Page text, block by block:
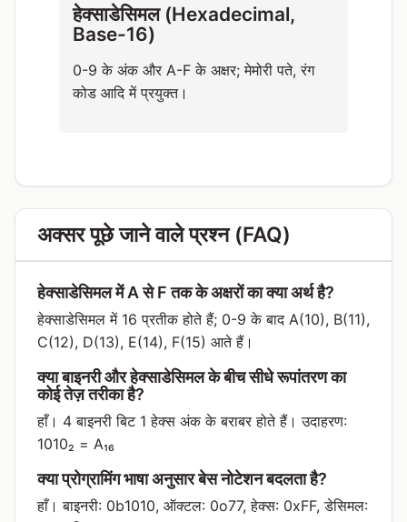
हेक्साडेसिमल (Hexadecimal,
Base-16)
0-9 के अंक और A-F के अक्षर; मेमोरी पते, रंग
कोड आदि में प्रयुक्त।
अक्सर पूछे जाने वाले प्रश्न (FAQ)
हेक्साडेसिमल में A से F तक के अक्षरों का क्या अर्थ है?
हेक्साडेसिमल में 16 प्रतीक होते हैं; 0-9 के बाद A(10), B(11),
C(12), D(13), E(14), F(15) आते हैं।
क्या बाइनरी और हेक्साडेसिमल के बीच सीधे रूपांतरण का
कोई तेज़ तरीका है?
हाँ। 4 बाइनरी बिट 1 हेक्स अंक के बराबर होते हैं। उदाहरण:
1010₂ = A₁₆
क्या प्रोग्रामिंग भाषा अनुसार बेस नोटेशन बदलता है?
हाँ। बाइनरी: 0b1010, ऑक्टल: 0o77, हेक्स: 0xFF, डेसिमल: